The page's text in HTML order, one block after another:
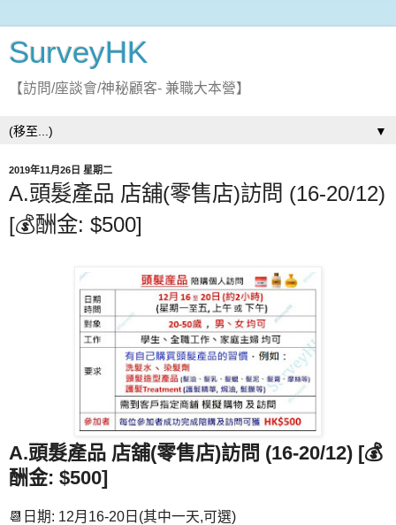
SurveyHK
【訪問/座談會/神秘顧客- 兼職大本營】
▼
2019年11月26日 星期二
A.頭髮產品 店舖(零售店)訪問 (16-20/12)
[💰酬金: $500]
A.頭髮產品 店舖(零售店)訪問 (16-20/12) [💰
酬金: $500]
📆日期: 12月16-20日(其中一天,可選)